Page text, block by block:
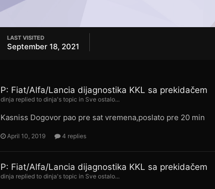
LAST VISITED
September 18, 2021
P: Fiat/Alfa/Lancia dijagnostika KKL sa prekidačem
dinja replied todinja's topic in Sve ostalo...
Kasniss Dogovor pao pre sat vremena,poslato pre 20 min
April 10, 2019 4 replies
P: Fiat/Alfa/Lancia dijagnostika KKL sa prekidačem
dinja replied todinja's topic in Sve ostalo...